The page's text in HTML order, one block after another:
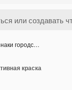
городс…
краска